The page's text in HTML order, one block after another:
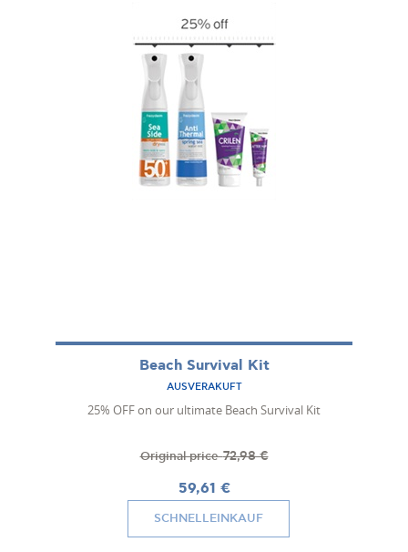
Beach Survival Kit
AUSVERAKUFT
25% OFF on our ultimate Beach Survival Kit
Original price72,98 €
59,61 €
SCHNELLEINKAUF